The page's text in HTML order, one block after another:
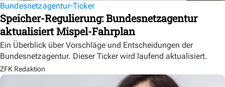
Bundesnetzagentur-Ticker
Speicher-Regulierung: Bundesnetzagentur
aktualisiert Mispel-Fahrplan
Ein Überblick über Vorschläge und Entscheidungen der
Bundesnetzagentur. Dieser Ticker wird laufend aktualisiert.
ZFK Redaktion